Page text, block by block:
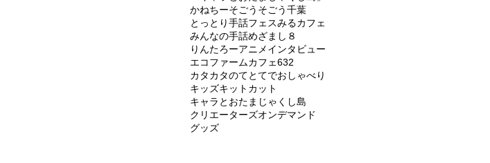
かねちーそごう そごう千葉
とっとり手話フェスみるカフェ
みんなの手話めざまし８
りんたろーアニメインタビュー
エコファームカフェ632
カタカタのてとてでおしゃべり
キッズキットカット
キャラとおたまじゃくし島
クリエーターズオンデマンド
グッズ